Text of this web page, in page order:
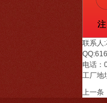
联系人
电话：
工厂地
上一条